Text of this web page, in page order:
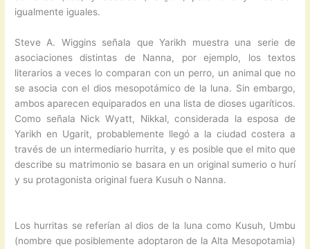
igualmente iguales.
Steve A. Wiggins señala que Yarikh muestra una serie de
asociaciones distintas de Nanna, por ejemplo, los textos
literarios a veces lo comparan con un perro, un animal que no
se asocia con el dios mesopotámico de la luna. Sin embargo,
ambos aparecen equiparados en una lista de dioses ugaríticos.
Como señala Nick Wyatt, Nikkal, considerada la esposa de
Yarikh en Ugarit, probablemente llegó a la ciudad costera a
través de un intermediario hurrita, y es posible que el mito que
describe su matrimonio se basara en un original sumerio o hurí
y su protagonista original fuera Kusuh o Nanna.
Los hurritas se referían al dios de la luna como Kusuh, Umbu
(nombre que posiblemente adoptaron de la Alta Mesopotamia)